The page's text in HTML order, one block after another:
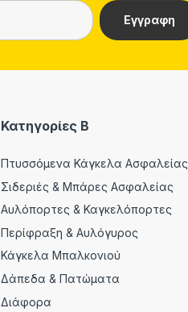
Κατηγορίες Β
Πτυσσόμενα Κάγκελα Ασφαλείας
Σιδεριές & Μπάρες Ασφαλείας
Αυλόπορτες & Καγκελόπορτες
Περίφραξη & Αυλόγυρος
Κάγκελα Μπαλκονιού
Δάπεδα & Πατώματα
Διάφορα